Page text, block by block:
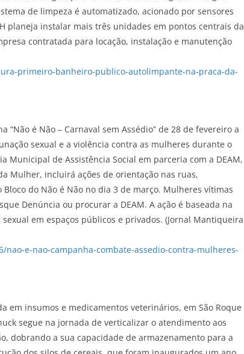
de limpeza é automatizado, acionado por sensores
planeja instalar mais três unidades em pontos centrais da
contratada para locação, instalação e manutenção
primeiro-banheiro-publico-autolimpante-na-praca-da-
“Não é Não – Carnaval sem Assédio” de 28 de fevereiro a
sexual e a violência contra as mulheres durante o
Municipal de Assistência Social em parceria com a DEAM,
Mulher, incluirá ações de orientação nas ruas,
do Não é Não no dia 3 de março. Mulheres vítimas
Denúncia ou procurar a DEAM. A ação é baseada na
em espaços públicos e privados. (Jornal Mantiqueira
e-nao-campanha-combate-assedio-contra-mulheres-
em insumos e medicamentos veterinários, em São Roque
segue na jornada de verticalizar o atendimento aos
dobrando a sua capacidade de armazenamento para a